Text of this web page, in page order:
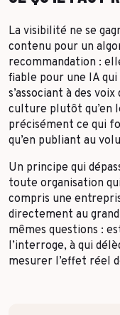
La visibilité ne se
contenu pour un
recommandation :
fiable pour une IA
s’associant à des
culture plutôt qu’en
précisément ce qui
qu’en publiant au
Un principe qui
toute organisation
compris une
directement au
mêmes questions :
l’interroge, à qui
mesurer l’effet réel